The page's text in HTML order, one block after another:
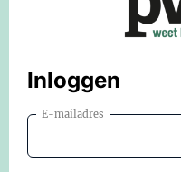
Inloggen
E-mailadres